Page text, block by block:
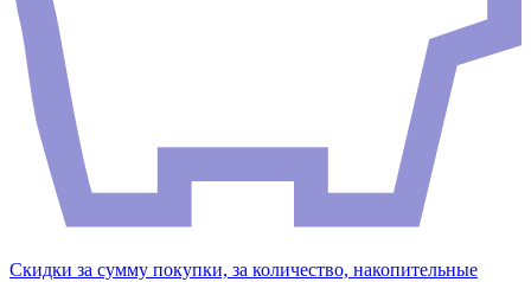
Скидки за сумму покупки, за количество, накопительные